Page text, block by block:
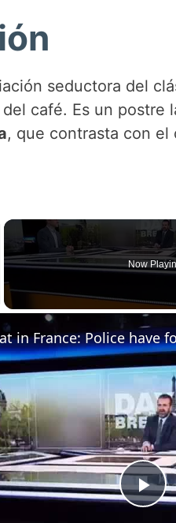
seductora del
café. Es un postre
, que contrasta con el
Now
P